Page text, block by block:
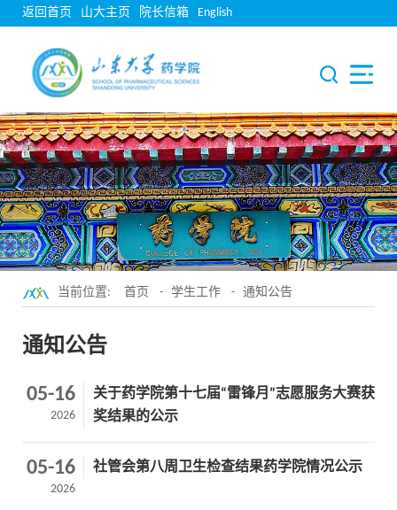
返回首页 山大主页 院长信箱 English
当前位置: 首页 - 学生工作 - 通知公告
通知公告
05-16
2026
关于药学院第十七届“雷锋月”志愿服务大赛获
奖结果的公示
05-16
2026
社管会第八周卫生检查结果药学院情况公示